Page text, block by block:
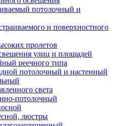
потолочный и
и поверхностного
пролетов
улиц и площадей
реечного типа
потолочный и настенный
света
потолочный
люстры